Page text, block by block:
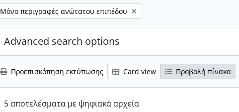
Αφαίρεση φίλτρου:
Μόνο περιγραφές ανώτατου επιπέδου
Advanced search options
Προεπισκόπηση εκτύπωσης Card view Προβολή πίνακα
5 αποτελέσματα με ψηφιακά αρχεία